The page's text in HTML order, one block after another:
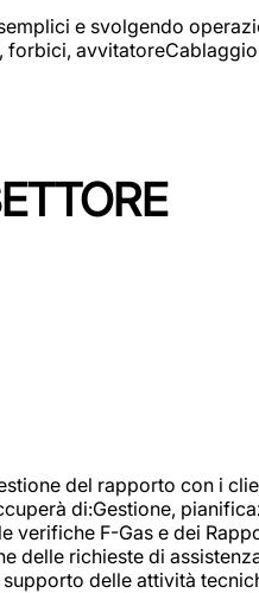
e svolgendo
forbici,
del rapporto con i
di:Gestione,
verifiche F-Gas e dei
delle richieste di
delle attività